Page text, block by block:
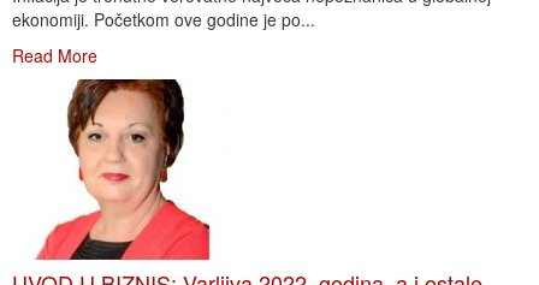
ekonomiji. Početkom ove godine je po...
Read More